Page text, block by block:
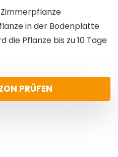
in der Bodenplatte
die Pflanze bis zu 10 Tage
PRÜFEN